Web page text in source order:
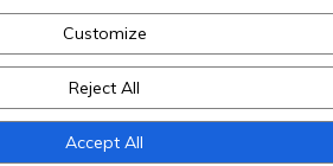
Customize
Reject All
Accept All